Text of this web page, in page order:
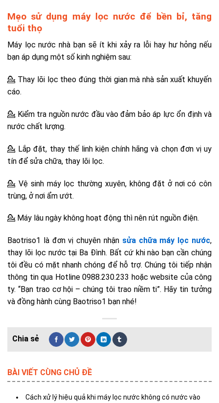
Mẹo sử dụng máy lọc nước để bền bỉ, tăng
tuổi thọ
Máy lọc nước nhà bạn sẽ ít khi xảy ra lỗi hay hư hỏng nếu
bạn áp dụng một số kinh nghiệm sau:
💁 Thay lõi lọc theo đúng thời gian mà nhà sản xuất khuyến
cáo.
💁 Kiểm tra nguồn nước đầu vào đảm bảo áp lực ổn định và
nước chất lượng.
💁 Lắp đặt, thay thế linh kiện chính hãng và chọn đơn vị uy
tín để sửa chữa, thay lõi lọc.
💁 Vệ sinh máy lọc thường xuyên, không đặt ở nơi có côn
trùng, ở nơi ẩm ướt.
💁 Máy lâu ngày không hoạt động thì nên rút nguồn điện.
Baotriso1 là đơn vị chuyên nhận sửa chữa máy lọc nước,
thay lõi lọc nước tại Ba Đình. Bất cứ khi nào bạn cần chúng
tôi đều có mặt nhanh chóng để hỗ trợ. Chúng tôi tiếp nhận
thông tin qua Hotline 0988.230.233 hoặc website của công
ty. “Bạn trao cơ hội – chúng tôi trao niềm ti”. Hãy tin tưởng
và đồng hành cùng Baotriso1 bạn nhé!
BÀI VIẾT CÙNG CHỦ ĐỀ
Cách xử lý hiệu quả khi máy lọc nước không có nước vào